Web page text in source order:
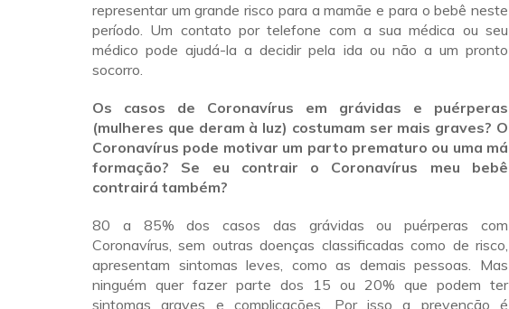
representar um grande risco para a mamãe e para o bebê neste
período. Um contato por telefone com a sua médica ou seu
médico pode ajudá-la a decidir pela ida ou não a um pronto
socorro.
Os casos de Coronavírus em grávidas e puérperas
(mulheres que deram à luz) costumam ser mais graves? O
Coronavírus pode motivar um parto prematuro ou uma má
formação? Se eu contrair o Coronavírus meu bebê
contrairá também?
80 a 85% dos casos das grávidas ou puérperas com
Coronavírus, sem outras doenças classificadas como de risco,
apresentam sintomas leves, como as demais pessoas. Mas
ninguém quer fazer parte dos 15 ou 20% que podem ter
sintomas graves e complicações. Por isso a prevenção é